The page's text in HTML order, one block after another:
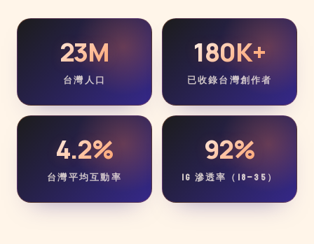
23M
台灣人口
180K+
已收錄台灣創作者
4.2%
台灣平均互動率
92%
IG 滲透率（18–35）